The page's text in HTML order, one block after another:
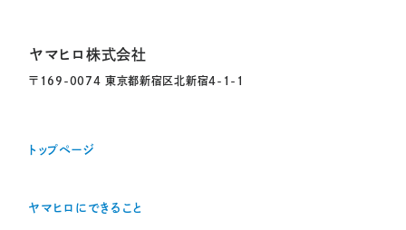
ヤマヒロ株式会社
〒169-0074 東京都新宿区北新宿4-1-1
トップページ
ヤマヒロにできること